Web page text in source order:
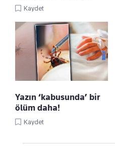
Kaydet
Yazın ‘kabusunda’ bir
ölüm daha!
Kaydet